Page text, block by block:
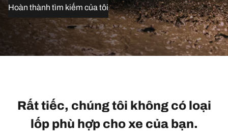
Hoàn thành tìm kiếm của tôi
Rất tiếc, chúng tôi không có loại
lốp phù hợp cho xe của bạn.